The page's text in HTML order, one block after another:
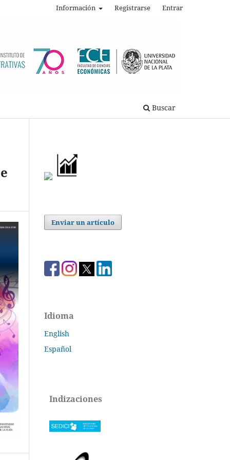
Buscar
Información Registrarse Entrar
Enviar un artículo
Idioma
English
Español
Indizaciones